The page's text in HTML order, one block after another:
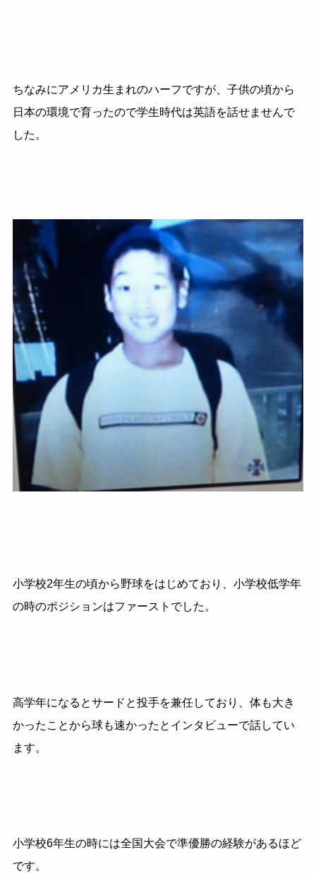
ちなみにアメリカ生まれのハーフですが、子供の頃から
日本の環境で育ったので学生時代は英語を話せませんで
した。
小学校2年生の頃から野球をはじめており、小学校低学年
の時のポジションはファーストでした。
高学年になるとサードと投手を兼任しており、体も大き
かったことから球も速かったとインタビューで話してい
ます。
小学校6年生の時には全国大会で準優勝の経験があるほど
です。